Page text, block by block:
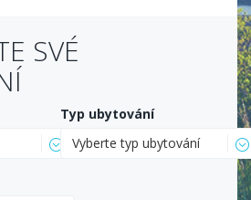
SVÉ
Typ ubytování
Vyberte typ ubytování